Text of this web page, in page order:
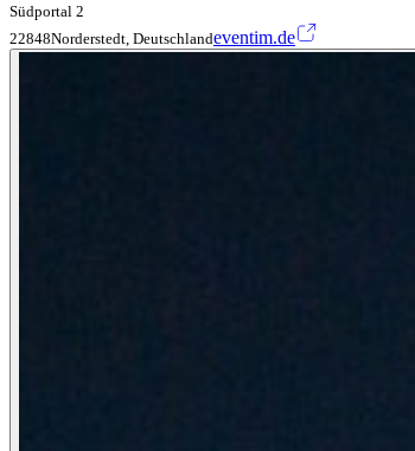
Südportal 2
22848Norderstedt, Deutschlandeventim.de